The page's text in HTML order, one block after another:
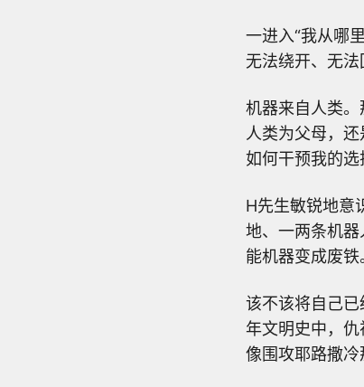
一进入“我从哪
无法绕开、无法
机器来自人类
人类为父母，
如何干预我的选
H先生敏锐地意
地、一两条机
能机器变成废铁
该不该将自己
年文明史中，仇
像围攻耶路撒冷